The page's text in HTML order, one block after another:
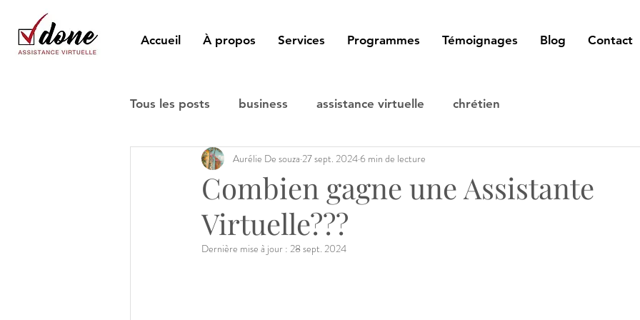
Accueil À propos Services Programmes Témoignages Blog Contact
Tous les posts business assistance virtuelle chrétien
Combien gagne une Assistante
Virtuelle???
Aurélie De souza 27 sept. 2024 6 min de lecture
Dernière mise à jour : 28 sept. 2024